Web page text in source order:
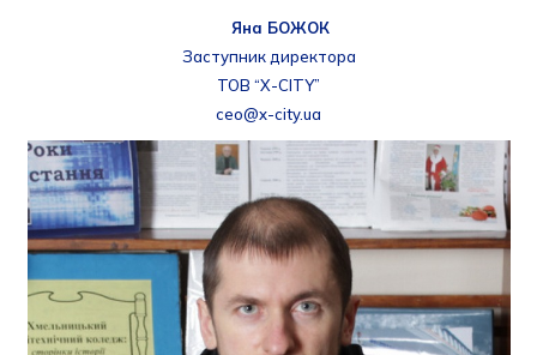
Яна БОЖОК
Заступник директора
ТОВ “Х-СITY”
ceo@x-city.ua